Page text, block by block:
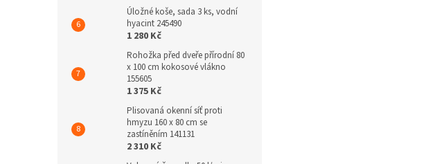
Úložné koše, sada 3 ks, vodní
hyacint 245490
1 280 Kč
Rohožka před dveře přírodní 80
x 100 cm kokosové vlákno
155605
1 375 Kč
Plisovaná okenní síť proti
hmyzu 160 x 80 cm se
zastíněním 141131
2 310 Kč